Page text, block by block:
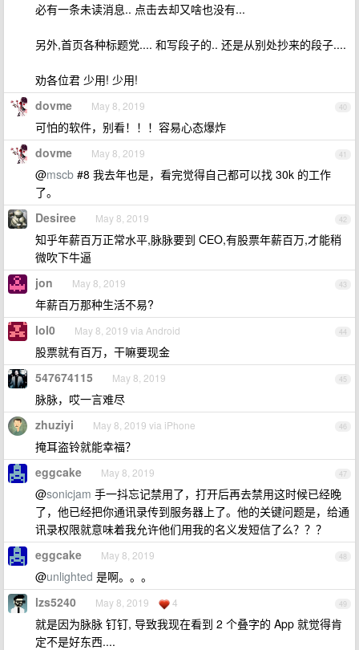
必有一条未读消息.. 点击去却又啥也没有...
另外,首页各种标题党.... 和写段子的.. 还是从别处抄来的段子....
劝各位君 少用! 少用!
40
dovme May 8, 2019
可怕的软件，别看！！！容易心态爆炸
41
dovme May 8, 2019
@mscb #8 我去年也是，看完觉得自己都可以找 30k 的工作
了。
42
Desiree May 8, 2019
知乎年薪百万正常水平,脉脉要到 CEO,有股票年薪百万,才能稍
微吹下牛逼
43
jon May 8, 2019
年薪百万那种生活不易?
44
lol0 May 8, 2019 via Android
股票就有百万，干嘛要现金
45
547674115 May 8, 2019
脉脉，哎一言难尽
46
zhuziyi May 8, 2019 via iPhone
掩耳盗铃就能幸福？
47
eggcake May 8, 2019
@sonicjam 手一抖忘记禁用了，打开后再去禁用这时候已经晚
了，他已经把你通讯录传到服务器上了。他的关键问题是，给通
讯录权限就意味着我允许他们用我的名义发短信了么？？？
48
eggcake May 8, 2019
@unlighted 是啊。。。
49
lzs5240 May 8, 2019 4
就是因为脉脉 钉钉, 导致我现在看到 2 个叠字的 App 就觉得肯
定不是好东西....